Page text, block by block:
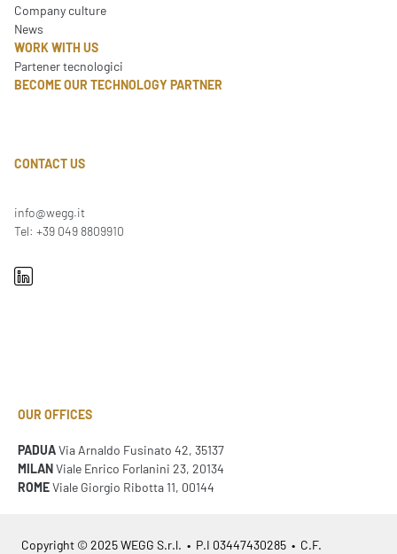
Company culture
News
WORK WITH US
Partener tecnologici
BECOME OUR TECHNOLOGY PARTNER
CONTACT US
info@wegg.it
Tel: +39 049 8809910
OUR OFFICES
PADUAVia Arnaldo Fusinato 42, 35137
MILANViale Enrico Forlanini 23, 20134
ROMEViale Giorgio Ribotta 11, 00144
Copyright © 2025 WEGG S.r.l. • P.I 03447430285 • C.F.